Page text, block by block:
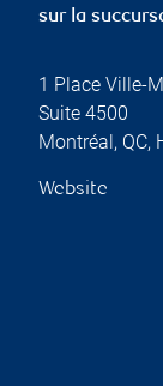
sur la
1 Place Ville-
Suite 4500
Montréal, QC,
Website